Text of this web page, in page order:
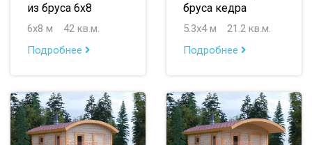
из бруса 6х8
6х8 м
42 кв.м.
Подробнее
бруса кедра
5.3х4 м
21.2 кв.м.
Подробнее